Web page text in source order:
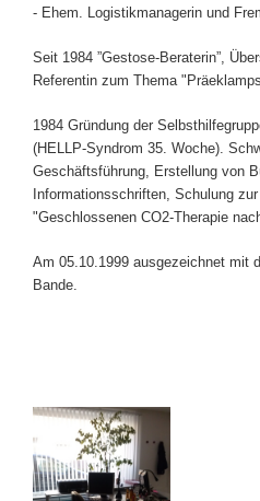
- Ehem. Logistikmanagerin und
Seit 1984 ”Gestose-Beraterin”,
Referentin zum Thema
1984 Gründung der
(HELLP-Syndrom 35. Woche).
Geschäftsführung, Erstellung von
Informationsschriften, Schulung
"Geschlossenen CO2-Therapie
Am 05.10.1999 ausgezeichnet mit
Bande.